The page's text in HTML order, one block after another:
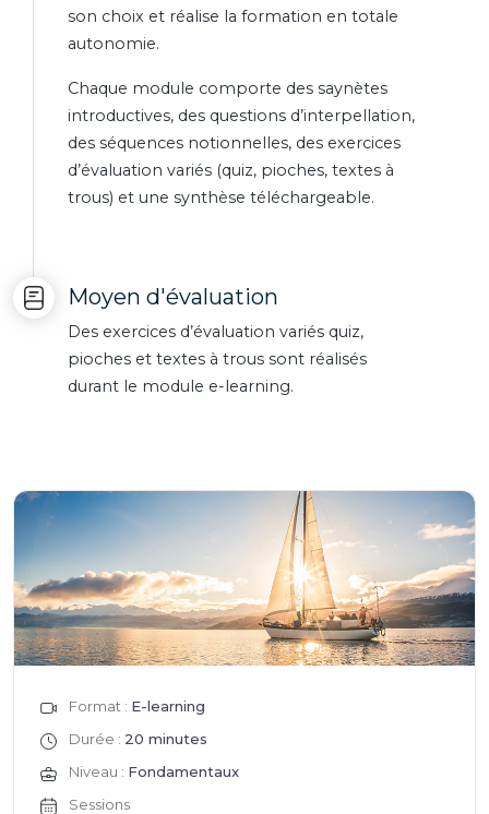
son choix et réalise la formation en totale
autonomie.
Chaque module comporte des saynètes
introductives, des questions d’interpellation,
des séquences notionnelles, des exercices
d’évaluation variés (quiz, pioches, textes à
trous) et une synthèse téléchargeable.
Moyen d'évaluation
Des exercices d’évaluation variés quiz,
pioches et textes à trous sont réalisés
durant le module e-learning.
Format : E-learning
Durée : 20 minutes
Niveau : Fondamentaux
Sessions